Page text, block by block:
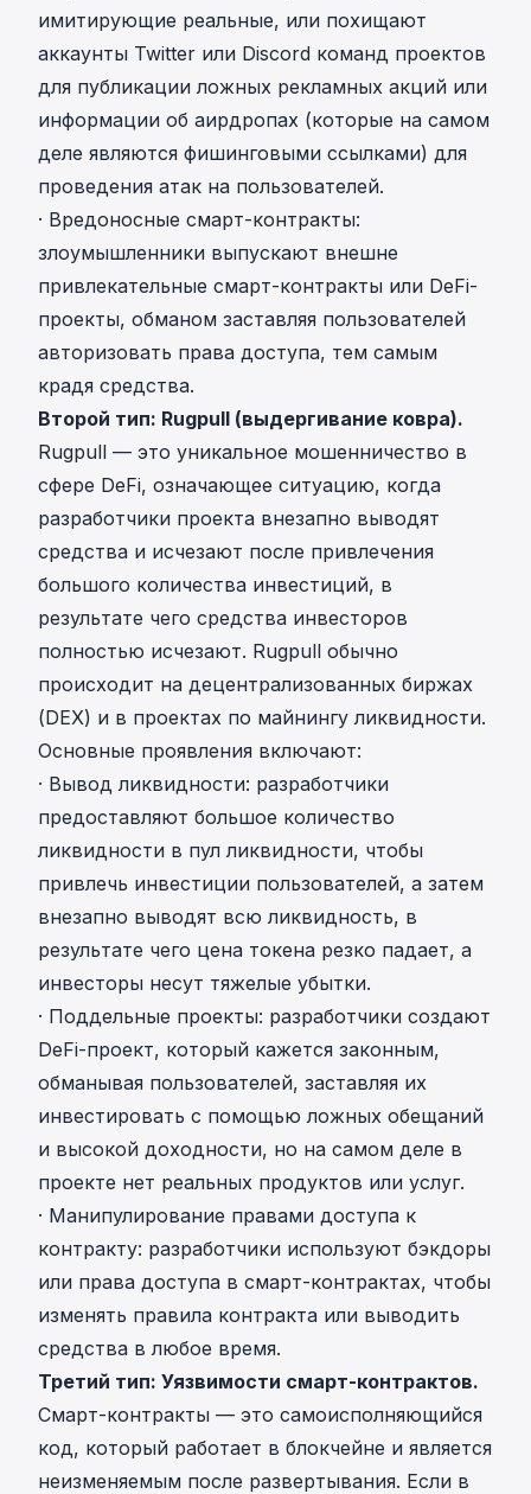
имитирующие реальные, или похищают
аккаунты Twitter или Discord команд проектов
для публикации ложных рекламных акций или
информации об аирдропах (которые на самом
деле являются фишинговыми ссылками) для
проведения атак на пользователей.
· Вредоносные смарт-контракты:
злоумышленники выпускают внешне
привлекательные смарт-контракты или DeFi-
проекты, обманом заставляя пользователей
авторизовать права доступа, тем самым
крадя средства.
Второй тип: Rugpull (выдергивание ковра).
Rugpull — это уникальное мошенничество в
сфере DeFi, означающее ситуацию, когда
разработчики проекта внезапно выводят
средства и исчезают после привлечения
большого количества инвестиций, в
результате чего средства инвесторов
полностью исчезают. Rugpull обычно
происходит на децентрализованных биржах
(DEX) и в проектах по майнингу ликвидности.
Основные проявления включают:
· Вывод ликвидности: разработчики
предоставляют большое количество
ликвидности в пул ликвидности, чтобы
привлечь инвестиции пользователей, а затем
внезапно выводят всю ликвидность, в
результате чего цена токена резко падает, а
инвесторы несут тяжелые убытки.
· Поддельные проекты: разработчики создают
DeFi-проект, который кажется законным,
обманывая пользователей, заставляя их
инвестировать с помощью ложных обещаний
и высокой доходности, но на самом деле в
проекте нет реальных продуктов или услуг.
· Манипулирование правами доступа к
контракту: разработчики используют бэкдоры
или права доступа в смарт-контрактах, чтобы
изменять правила контракта или выводить
средства в любое время.
Третий тип: Уязвимости смарт-контрактов.
Смарт-контракты — это самоисполняющийся
код, который работает в блокчейне и является
неизменяемым после развертывания. Если в